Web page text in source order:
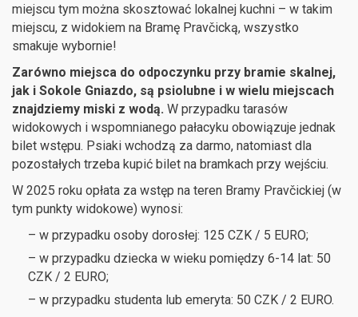
miejscu tym można skosztować lokalnej kuchni – w takim
miejscu, z widokiem na Bramę Pravčicką, wszystko
smakuje wybornie!
Zarówno miejsca do odpoczynku przy bramie skalnej,
jak i Sokole Gniazdo, są psiolubne i w wielu miejscach
znajdziemy miski z wodą. W przypadku tarasów
widokowych i wspomnianego pałacyku obowiązuje jednak
bilet wstępu. Psiaki wchodzą za darmo, natomiast dla
pozostałych trzeba kupić bilet na bramkach przy wejściu.
W 2025 roku opłata za wstęp na teren Bramy Pravčickiej (w
tym punkty widokowe) wynosi:
– w przypadku osoby dorosłej: 125 CZK / 5 EURO;
– w przypadku dziecka w wieku pomiędzy 6-14 lat: 50
CZK / 2 EURO;
– w przypadku studenta lub emeryta: 50 CZK / 2 EURO.